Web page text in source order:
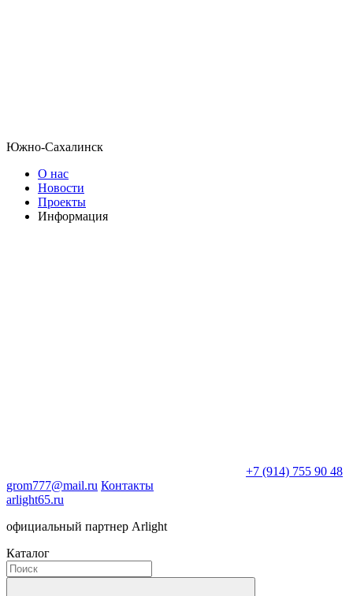
Южно-Сахалинск
О нас
Новости
Проекты
Информация
+7 (914) 755 90 48
grom777@mail.ru Контакты
arlight65.ru
официальный партнер Arlight
Каталог